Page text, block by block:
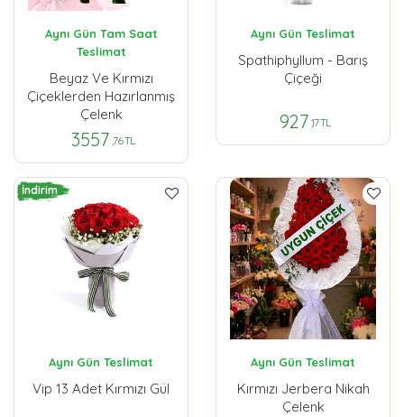
Aynı Gün Tam Saat
Teslimat
Beyaz Ve Kırmızı
Çiçeklerden Hazırlanmış
Çelenk
3557 ,76 TL
Aynı Gün Teslimat
Spathiphyllum - Barış
Çiçeği
927 ,17 TL
İndirim
Aynı Gün Teslimat
Vip 13 Adet Kırmızı Gül
Aynı Gün Teslimat
Kırmızı Jerbera Nikah
Çelenk